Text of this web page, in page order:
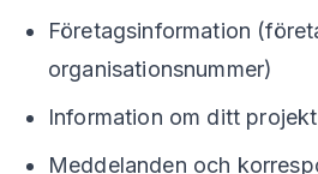
Företagsinformation
organisationsnummer)
Information om ditt
Meddelanden och